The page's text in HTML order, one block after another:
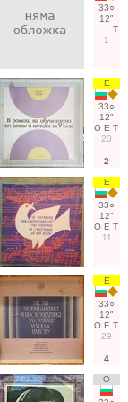
33○
12"
Т
1
Е
33○
12"
О Е Т
20
2
Е
33○
12"
О Е Т
11
Е
33○
12"
О Е Т
29
4
О